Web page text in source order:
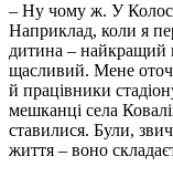
– Ну чому ж. У Колосі
Наприклад, коли я
дитина – найкращий
щасливий. Мене
й працівники
мешканці села
ставилися. Були,
життя – воно